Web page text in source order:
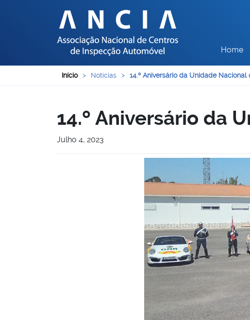
Home
Início > Noticias > 14.º Aniversário da Unidade Nacional
14.º Aniversário da
Julho 4, 2023